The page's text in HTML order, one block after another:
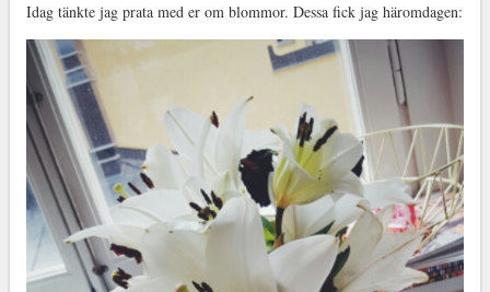
Idag tänkte jag prata med er om blommor. Dessa fick jag häromdagen: